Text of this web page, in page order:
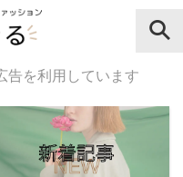
や芸能人名でおし
告を利用しています